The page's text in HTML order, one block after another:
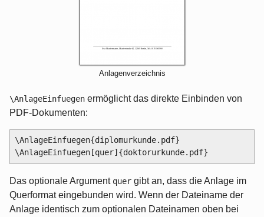
Anlagenverzeichnis
\AnlageEinfuegen ermöglicht das direkte Einbinden von
PDF-Dokumenten:
\AnlageEinfuegen{diplomurkunde.pdf}
Das optionale Argument quer gibt an, dass die Anlage im
Querformat eingebunden wird. Wenn der Dateiname der
Anlage identisch zum optionalen Dateinamen oben bei